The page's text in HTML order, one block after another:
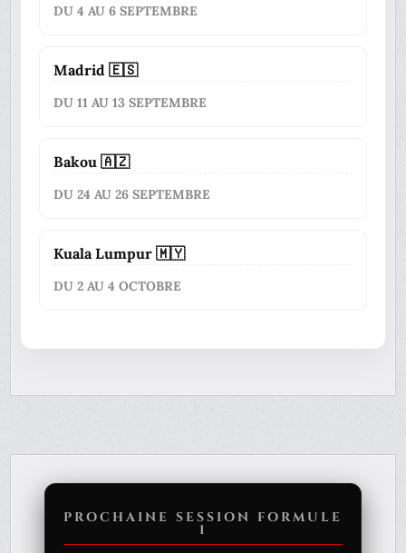
DU 4 AU 6 SEPTEMBRE
Madrid 🇪🇸
DU 11 AU 13 SEPTEMBRE
Bakou 🇦🇿
DU 24 AU 26 SEPTEMBRE
Kuala Lumpur 🇲🇾
DU 2 AU 4 OCTOBRE
PROCHAINE SESSION FORMULE
1